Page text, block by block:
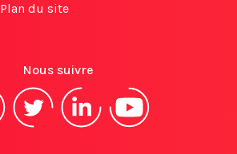
Plan du site
Nous suivre